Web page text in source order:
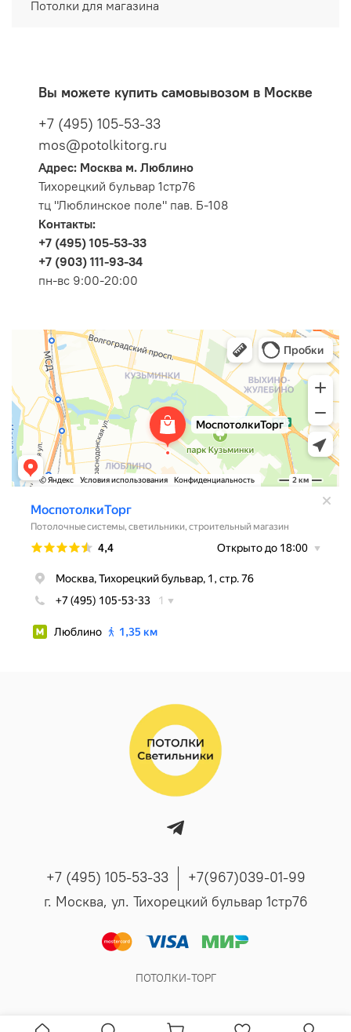
Потолки для магазина
Вы можете купить самовывозом в Москве
+7 (495) 105-53-33
mos@potolkitorg.ru
Адрес: Москва м. Люблино
Тихорецкий бульвар 1стр76
тц "Люблинское поле" пав. Б-108
Контакты:
+7 (495) 105-53-33
+7 (903) 111-93-34
пн-вс 9:00-20:00
+7 (495) 105-53-33
+7(967)039-01-99
г. Москва, ул. Тихорецкий бульвар 1стр76
ПОТОЛКИ-ТОРГ